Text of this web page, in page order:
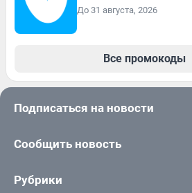
До 31 августа, 2026
Все промокоды
Подписаться на новости
Сообщить новость
Рубрики